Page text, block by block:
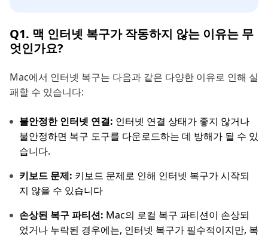
Q1. 맥 인터넷 복구가 작동하지 않는 이유는 무
엇인가요?
Mac에서 인터넷 복구는 다음과 같은 다양한 이유로 인해 실
패할 수 있습니다:
불안정한 인터넷 연결: 인터넷 연결 상태가 좋지 않거나
불안정하면 복구 도구를 다운로드하는 데 방해가 될 수 있
습니다.
키보드 문제: 키보드 문제로 인해 인터넷 복구가 시작되
지 않을 수 있습니다
손상된 복구 파티션: Mac의 로컬 복구 파티션이 손상되
었거나 누락된 경우에는, 인터넷 복구가 필수적이지만, 복